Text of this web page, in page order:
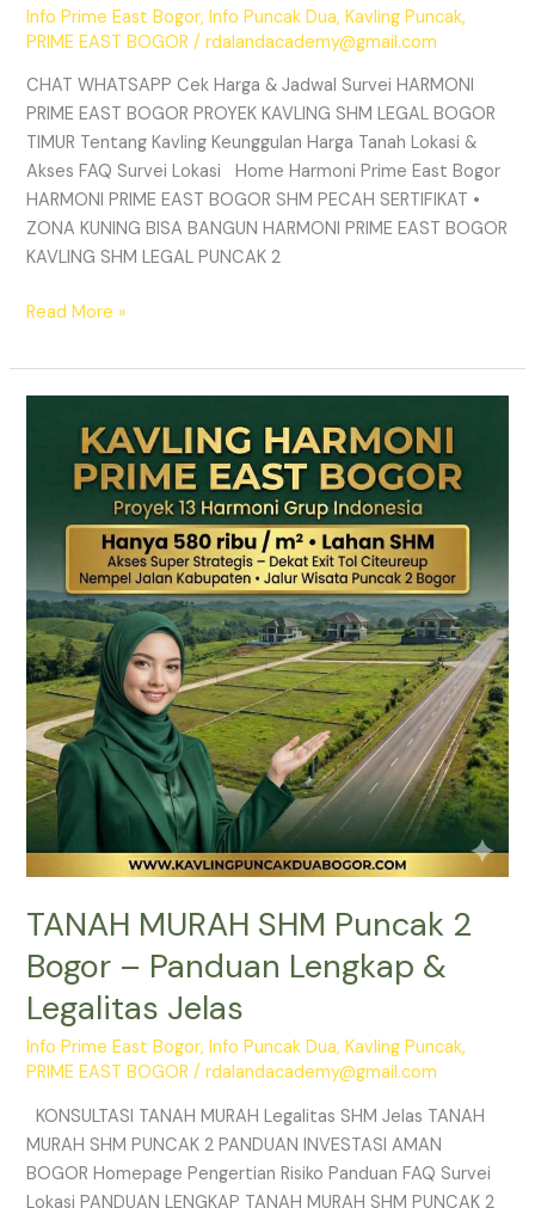
Info Prime East Bogor,Info Puncak Dua,Kavling Puncak,
PRIME EAST BOGOR /rdalandacademy@gmail.com
CHAT WHATSAPP Cek Harga & Jadwal Survei HARMONI
PRIME EAST BOGOR PROYEK KAVLING SHM LEGAL BOGOR
TIMUR Tentang Kavling Keunggulan Harga Tanah Lokasi &
Akses FAQ Survei Lokasi Home Harmoni Prime East Bogor
HARMONI PRIME EAST BOGOR SHM PECAH SERTIFIKAT •
ZONA KUNING BISA BANGUN HARMONI PRIME EAST BOGOR
KAVLING SHM LEGAL PUNCAK 2
Read More »
TANAH MURAH SHM Puncak 2
Bogor – Panduan Lengkap &
Legalitas Jelas
Info Prime East Bogor,Info Puncak Dua,Kavling Puncak,
PRIME EAST BOGOR /rdalandacademy@gmail.com
KONSULTASI TANAH MURAH Legalitas SHM Jelas TANAH
MURAH SHM PUNCAK 2 PANDUAN INVESTASI AMAN
BOGOR Homepage Pengertian Risiko Panduan FAQ Survei
Lokasi PANDUAN LENGKAP TANAH MURAH SHM PUNCAK 2
MURAH
Puncak
Panduan
Lengkap
&
Legalitas
Jelas